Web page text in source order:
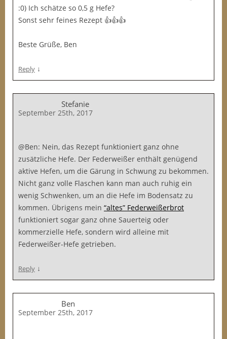
:0) Ich schätze so 0,5 g Hefe?
Sonst sehr feines Rezept 👍👍👍
Beste Grüße, Ben
Reply ↓
Stefanie
September 25th, 2017
@Ben: Nein, das Rezept funktioniert ganz ohne
zusätzliche Hefe. Der Federweißer enthält genügend
aktive Hefen, um die Gärung in Schwung zu bekommen.
Nicht ganz volle Flaschen kann man auch ruhig ein
wenig Schwenken, um an die Hefe im Bodensatz zu
kommen. Übrigens mein “altes” Federweißerbrot
funktioniert sogar ganz ohne Sauerteig oder
kommerzielle Hefe, sondern wird alleine mit
Federweißer-Hefe getrieben.
Reply ↓
Ben
September 25th, 2017